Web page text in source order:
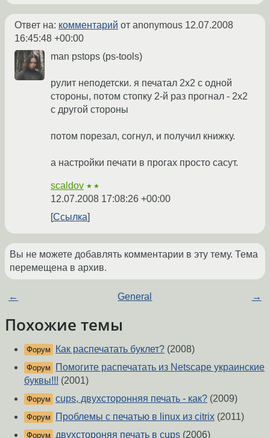
Ответ на: комментарий от anonymous 12.07.2008
16:45:48 +00:00
man pstops (ps-tools)
рулит неподетски. я печатал 2х2 с одной
стороны, потом стопку 2-й раз прогнал - 2х2
с другой стороны
потом порезал, согнул, и получил книжку.
а настройки печати в прогах просто сасут.
scaldov ★★
12.07.2008 17:08:26 +00:00
Ссылка
Вы не можете добавлять комментарии в эту тему. Тема
перемещена в архив.
← General →
Похожие темы
Форум Как распечатать буклет? (2008)
Форум
Помогите распечатать из Netscape украинские
буквы!!! (2001)
Форум cups, двухсторонняя печать - как? (2009)
Форум Проблемы с печатью в linux из citrix (2011)
Форум двухстороняя печать в cups (2006)